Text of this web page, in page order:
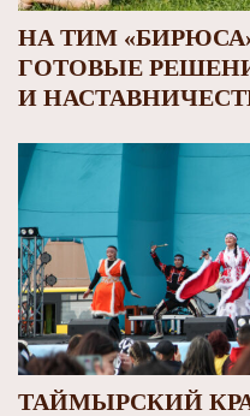
НА ТИМ
ГОТОВЫЕ
И
ТАЙМЫРСКИЙ